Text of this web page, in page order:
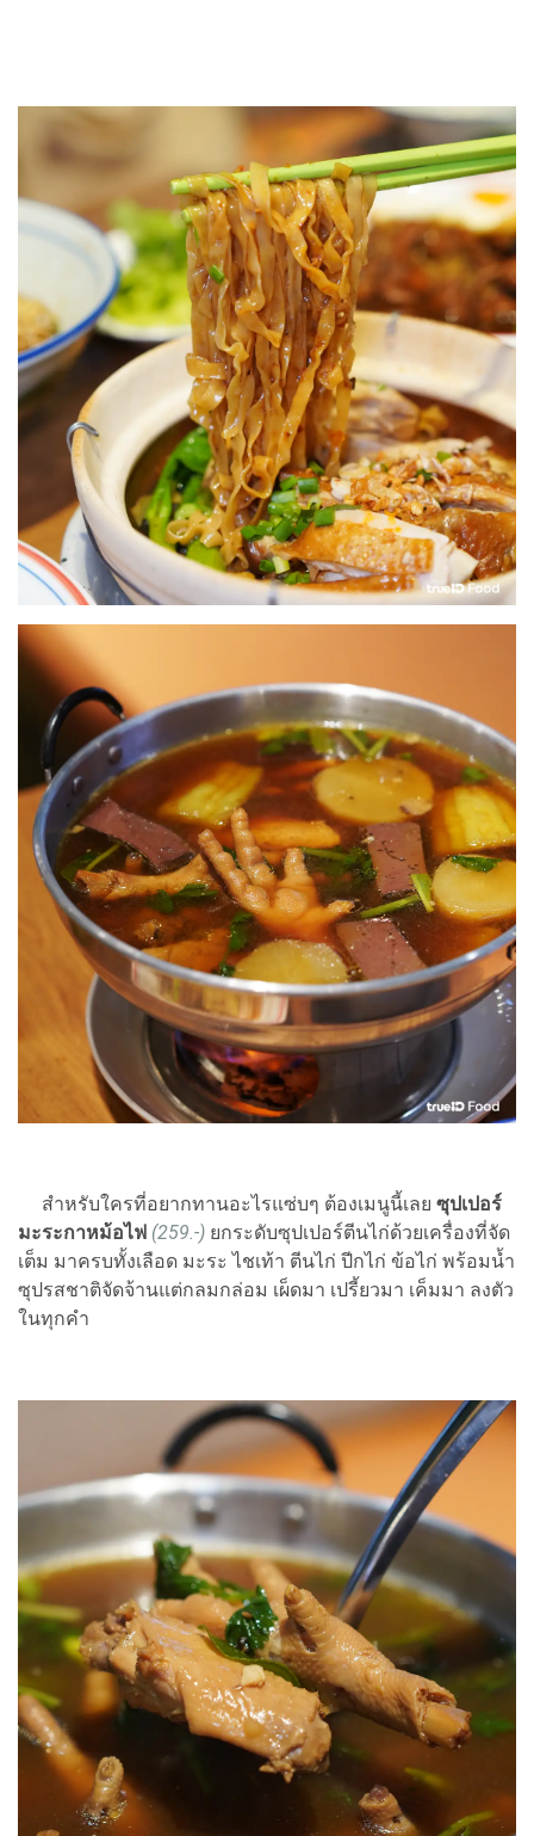
สำหรับใครที่อยากทานอะไรแซ่บๆ ต้องเมนูนี้เลย ซุปเปอร์
มะระกาหม้อไฟ (259.-) ยกระดับซุปเปอร์ตีนไก่ด้วยเครื่องที่จัด
เต็ม มาครบทั้งเลือด มะระ ไชเท้า ตีนไก่ ปีกไก่ ข้อไก่ พร้อมน้ำ
ซุปรสชาติจัดจ้านแต่กลมกล่อม เผ็ดมา เปรี้ยวมา เค็มมา ลงตัว
ในทุกคำ